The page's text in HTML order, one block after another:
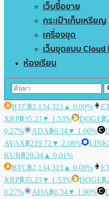
เว็บซื้อขาย
กระเป๋าเก็บเหรียญ
เครื่องขุด
เว็บขุดแบบ
ห้องเรียน
BTC฿2,134,323 ▲ 0.09%
XRP฿35.23▼ 1.53% DOGE฿
0.27%
ADA฿6.34▼ 1.00%
AVAX฿219.72 ▼ 2.08% LINK
KUB฿20.34 ▲ 0.01%
BTC฿2,134,323 ▲ 0.09%
XRP฿35.23▼ 1.53% DOGE฿
0.27%
ADA฿6.34▼ 1.00%